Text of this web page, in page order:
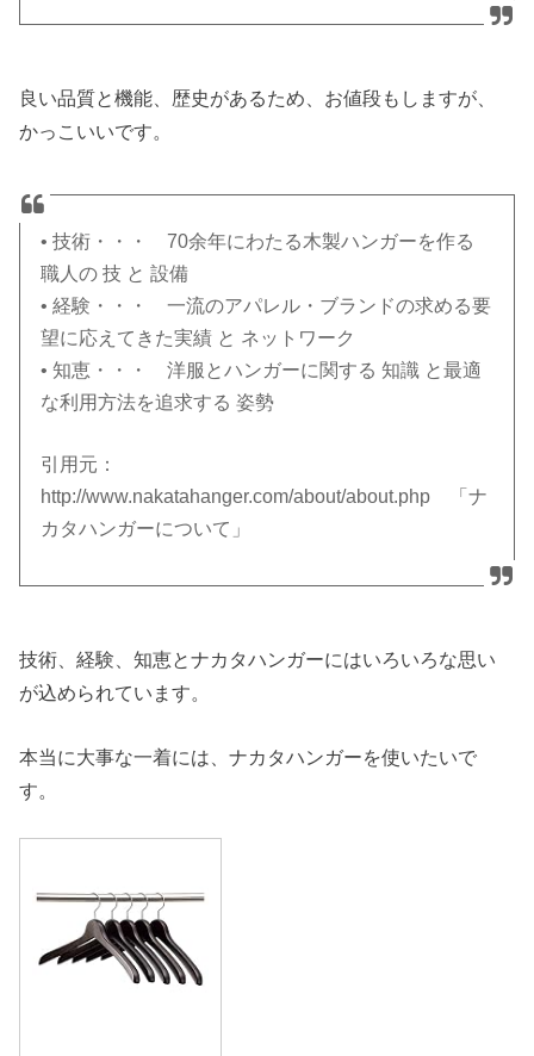
良い品質と機能、歴史があるため、お値段もしますが、
かっこいいです。
• 技術・・・ 70余年にわたる木製ハンガーを作る
職人の 技 と 設備
• 経験・・・ 一流のアパレル・ブランドの求める要
望に応えてきた実績 と ネットワーク
• 知恵・・・ 洋服とハンガーに関する 知識 と最適
な利用方法を追求する 姿勢
引用元：
http://www.nakatahanger.com/about/about.php 「ナ
カタハンガーについて」
技術、経験、知恵とナカタハンガーにはいろいろな思い
が込められています。
本当に大事な一着には、ナカタハンガーを使いたいで
す。